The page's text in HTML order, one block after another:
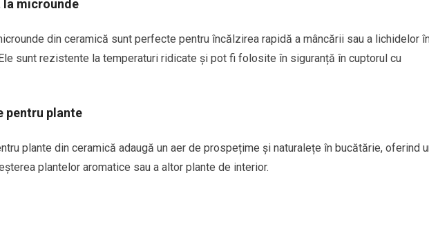
la microunde
din ceramică sunt perfecte pentru încălzirea rapidă a mâncării sau a lichidelor
sunt rezistente la temperaturi ridicate și pot fi folosite în siguranță în cuptorul cu
pentru plante
plante din ceramică adaugă un aer de prospețime și naturalețe în bucătărie, oferind
plantelor aromatice sau a altor plante de interior.